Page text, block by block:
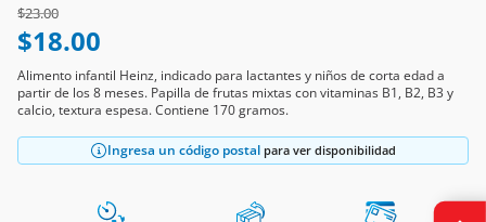
Price reduced from
$23.00to
$18.00
Alimento infantil Heinz, indicado para lactantes y niños de corta edad a
partir de los 8 meses. Papilla de frutas mixtas con vitaminas B1, B2, B3 y
calcio, textura espesa. Contiene 170 gramos.
Ingresa un código postal para ver disponibilidad